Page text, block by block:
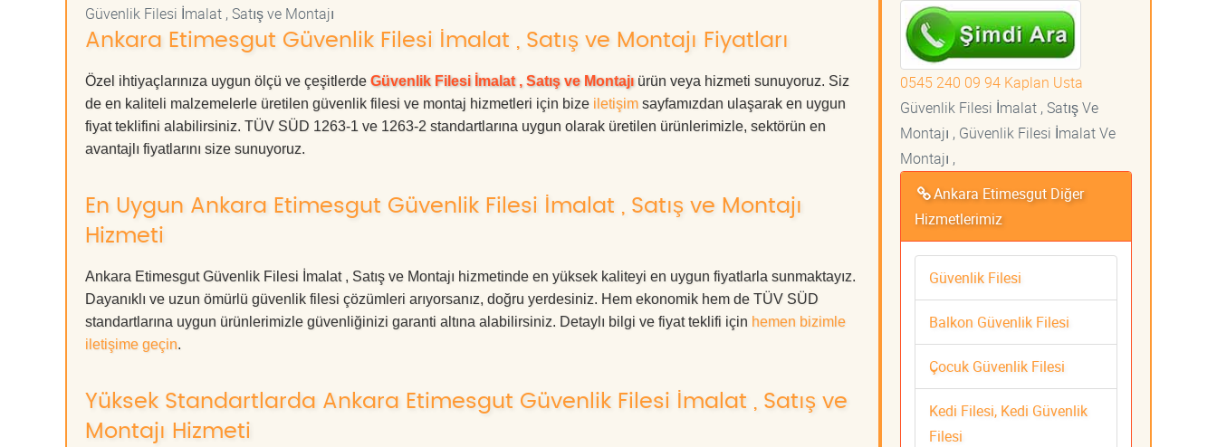
Güvenlik Filesi İmalat , Satış ve Montajı
Ankara Etimesgut Güvenlik Filesi İmalat , Satış ve Montajı Fiyatları
Özel ihtiyaçlarınıza uygun ölçü ve çeşitlerde Güvenlik Filesi İmalat , Satış ve Montajıürün veya hizmeti sunuyoruz. Siz
de en kaliteli malzemelerle üretilen güvenlik filesi ve montaj hizmetleri için bize iletişim sayfamızdan ulaşarak en uygun
fiyat teklifini alabilirsiniz. TÜV SÜD 1263-1 ve 1263-2 standartlarına uygun olarak üretilen ürünlerimizle, sektörün en
avantajlı fiyatlarını size sunuyoruz.
En Uygun Ankara Etimesgut Güvenlik Filesi İmalat , Satış ve Montajı
Hizmeti
Ankara Etimesgut Güvenlik Filesi İmalat , Satış ve Montajı hizmetinde en yüksek kaliteyi en uygun fiyatlarla sunmaktayız.
Dayanıklı ve uzun ömürlü güvenlik filesi çözümleri arıyorsanız, doğru yerdesiniz. Hem ekonomik hem de TÜV SÜD
standartlarına uygun ürünlerimizle güvenliğinizi garanti altına alabilirsiniz. Detaylı bilgi ve fiyat teklifi için hemen bizimle
iletişime geçin.
Yüksek Standartlarda Ankara Etimesgut Güvenlik Filesi İmalat , Satış ve
Montajı Hizmeti
0545 240 09 94 Kaplan Usta
Güvenlik Filesi İmalat , Satış Ve
Montajı , Güvenlik Filesi İmalat Ve
Montajı ,
Ankara Etimesgut Diğer
Hizmetlerimiz
Güvenlik Filesi
Balkon Güvenlik Filesi
Çocuk Güvenlik Filesi
Kedi Filesi, Kedi Güvenlik
Filesi